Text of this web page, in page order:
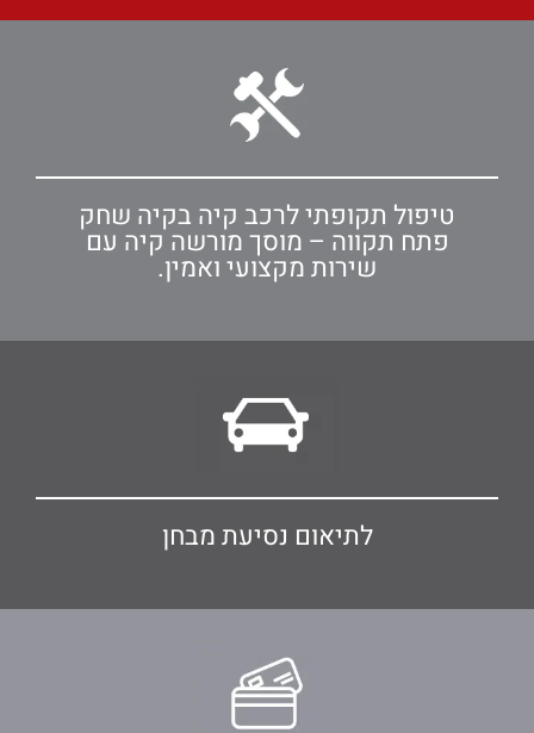
טיפול תקופתי לרכב קיה בקיה שחק
פתח תקווה – מוסך מורשה קיה עם
שירות מקצועי ואמין.
לתיאום נסיעת מבחן